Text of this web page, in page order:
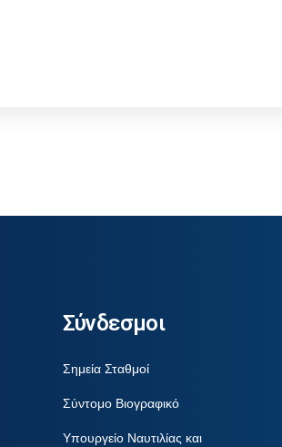
Σύνδεσμοι
Σημεία Σταθμοί
Σύντομο Βιογραφικό
Υπουργείο Ναυτιλίας και